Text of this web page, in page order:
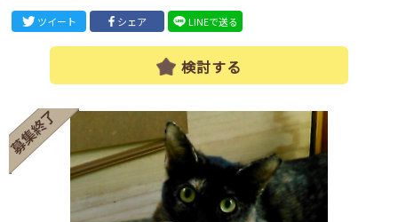
ツイート シェア LINEで送る
検討する